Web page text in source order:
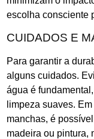
escolha consciente
CUIDADOS E
Para garantir a
alguns cuidados.
água é
limpeza suaves.
manchas, é
madeira ou pintura,